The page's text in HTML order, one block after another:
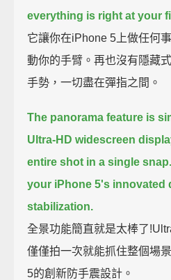
everything is right at your
它讓你在iPhone 5上做任何
動你的手臂。再也沒有隱藏
手勢，一切盡在彈指之間。
The panorama feature is
Ultra-HD widescreen
entire shot in a single snap.
your iPhone 5's innovated
stabilization.
全景功能簡直就是太棒了
僅僅拍一次就能抓住整個場
5的創新防手震設計。